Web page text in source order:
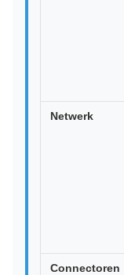
Netwerk
Connectoren